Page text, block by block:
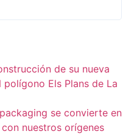
de su nueva
Els Plans de La
se convierte en
nuestros orígenes